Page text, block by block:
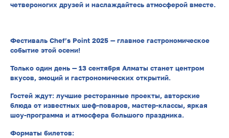
четвероногих друзей и наслаждайтесь атмосферой вместе.
Фестиваль Chef’s Point 2025 — главное гастрономическое
событие этой осени!
Только один день — 13 сентября Алматы станет центром
вкусов, эмоций и гастрономических открытий.
Гостей ждут: лучшие ресторанные проекты, авторские
блюда от известных шеф-поваров, мастер-классы, яркая
шоу-программа и атмосфера большого праздника.
Форматы билетов: